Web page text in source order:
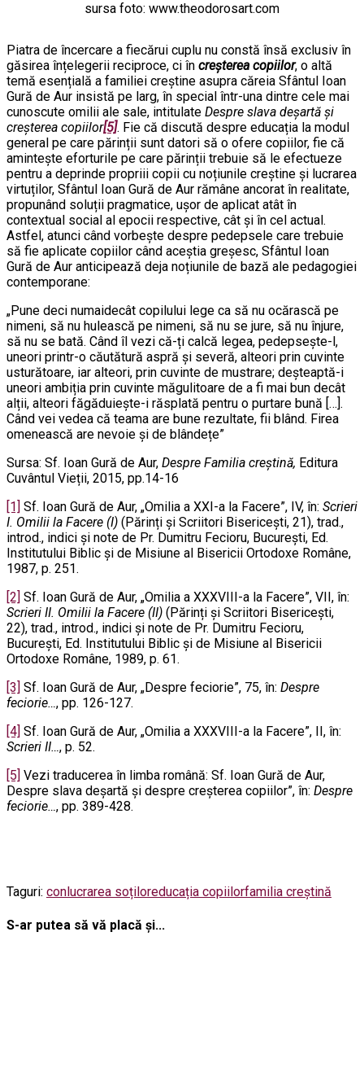
sursa foto: www.theodorosart.com
Piatra de încercare a fiecărui cuplu nu constă însă exclusiv în
găsirea înțelegerii reciproce, ci în creștereacopiilor, o altă
temă esențială a familiei creștine asupra căreia Sfântul Ioan
Gură de Aur insistă pe larg, în special într-una dintre cele mai
cunoscute omilii ale sale, intitulate Despre slava deșartă și
creșterea copiilor[5]. Fie că discută despre educația la modul
general pe care părinții sunt datori să o ofere copiilor, fie că
amintește eforturile pe care părinții trebuie să le efectueze
pentru a deprinde propriii copii cu noțiunile creștine și lucrarea
virtuților, Sfântul Ioan Gură de Aur rămâne ancorat în realitate,
propunând soluții pragmatice, ușor de aplicat atât în
contextual social al epocii respective, cât și în cel actual.
Astfel, atunci când vorbește despre pedepsele care trebuie
să fie aplicate copiilor când aceștia greșesc, Sfântul Ioan
Gură de Aur anticipează deja noțiunile de bază ale pedagogiei
contemporane:
„Pune deci numaidecât copilului lege ca să nu ocărască pe
nimeni, să nu hulească pe nimeni, să nu se jure, să nu înjure,
să nu se bată. Când îl vezi că-ți calcă legea, pedepsește-l,
uneori printr-o căutătură aspră și severă, alteori prin cuvinte
usturătoare, iar alteori, prin cuvinte de mustrare; deșteaptă-i
uneori ambiția prin cuvinte măgulitoare de a fi mai bun decât
alții, alteori făgăduiește-i răsplată pentru o purtare bună […].
Când vei vedea că teama are bune rezultate, fii blând. Firea
omenească are nevoie și de blândețe”
Sursa: Sf. Ioan Gură de Aur, Despre Familia creștină, Editura
Cuvântul Vieții, 2015, pp.14-16
[1] Sf. Ioan Gură de Aur, „Omilia a XXI-a la Facere”, IV, în: Scrieri
I. Omilii la Facere (I) (Părinți și Scriitori Bisericești, 21), trad.,
introd., indici și note de Pr. Dumitru Fecioru, București, Ed.
Institutului Biblic și de Misiune al Bisericii Ortodoxe Române,
1987, p. 251.
[2] Sf. Ioan Gură de Aur, „Omilia a XXXVIII-a la Facere”, VII, în:
Scrieri II. Omilii la Facere (II) (Părinți și Scriitori Bisericești,
22), trad., introd., indici și note de Pr. Dumitru Fecioru,
București, Ed. Institutului Biblic și de Misiune al Bisericii
Ortodoxe Române, 1989, p. 61.
[3] Sf. Ioan Gură de Aur, „Despre feciorie”, 75, în: Despre
feciorie…, pp. 126-127.
[4] Sf. Ioan Gură de Aur, „Omilia a XXXVIII-a la Facere”, II, în:
Scrieri II…, p. 52.
[5] Vezi traducerea în limba română: Sf. Ioan Gură de Aur,
Despre slava deșartă și despre creșterea copiilor”, în: Despre
feciorie…, pp. 389-428.
Taguri: conlucrarea soțiloreducația copiilorfamilia creștină
S-ar putea să vă placă și...